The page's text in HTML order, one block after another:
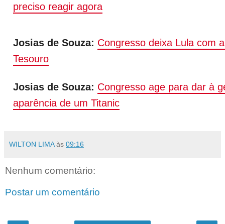
preciso reagir agora
Josias de Souza: Congresso deixa Lula com
Tesouro
Josias de Souza: Congresso age para dar à
aparência de um Titanic
WILTON LIMA às 09:16
Nenhum comentário:
Postar um comentário